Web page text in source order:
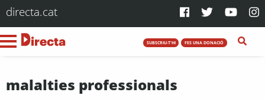
directa.cat
SUBSCRIU-T'HI FES UNA DONACIÓ
malalties professionals